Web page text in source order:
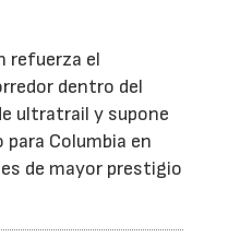
refuerza el
dentro del
ultratrail y supone
Columbia en
de mayor prestigio